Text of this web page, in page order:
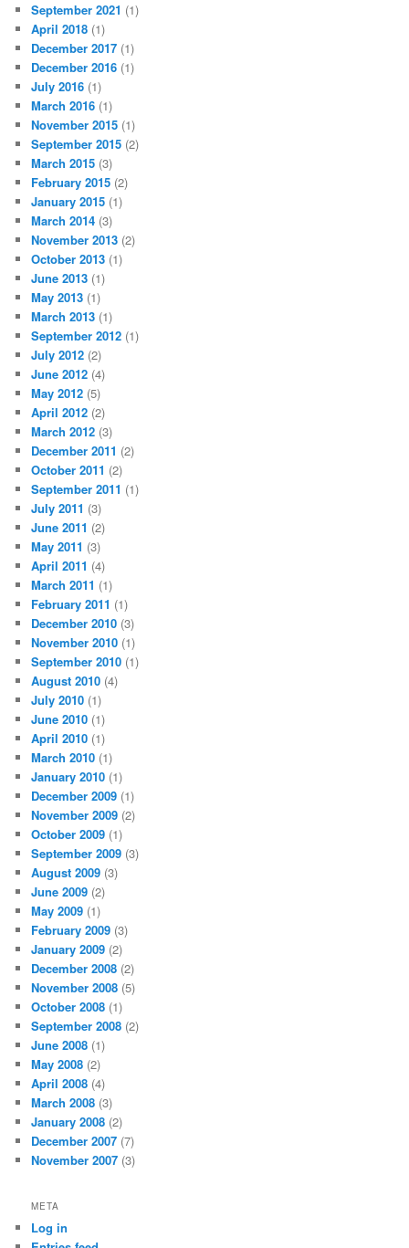
September 2021 (1)
April 2018 (1)
December 2017 (1)
December 2016 (1)
July 2016 (1)
March 2016 (1)
November 2015 (1)
September 2015 (2)
March 2015 (3)
February 2015 (2)
January 2015 (1)
March 2014 (3)
November 2013 (2)
October 2013 (1)
June 2013 (1)
May 2013 (1)
March 2013 (1)
September 2012 (1)
July 2012 (2)
June 2012 (4)
May 2012 (5)
April 2012 (2)
March 2012 (3)
December 2011 (2)
October 2011 (2)
September 2011 (1)
July 2011 (3)
June 2011 (2)
May 2011 (3)
April 2011 (4)
March 2011 (1)
February 2011 (1)
December 2010 (3)
November 2010 (1)
September 2010 (1)
August 2010 (4)
July 2010 (1)
June 2010 (1)
April 2010 (1)
March 2010 (1)
January 2010 (1)
December 2009 (1)
November 2009 (2)
October 2009 (1)
September 2009 (3)
August 2009 (3)
June 2009 (2)
May 2009 (1)
February 2009 (3)
January 2009 (2)
December 2008 (2)
November 2008 (5)
October 2008 (1)
September 2008 (2)
June 2008 (1)
May 2008 (2)
April 2008 (4)
March 2008 (3)
January 2008 (2)
December 2007 (7)
November 2007 (3)
META
Log in